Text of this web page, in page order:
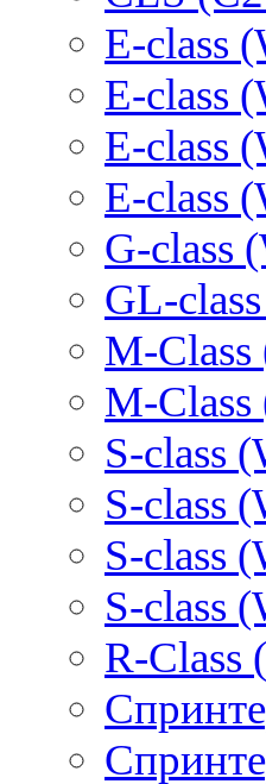
E-class
E-class
E-class
E-class
G-class
GL-
M-
M-
S-class
S-class
S-class
S-class
R-Class